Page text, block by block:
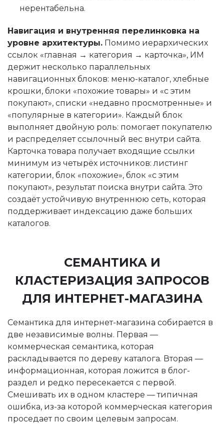
нерентабельна.
Навигация и внутренняя перелинковка на
уровне архитектуры. Помимо иерархических
ссылок «главная → категория → карточка», ИМ
держит несколько параллельных
навигационных блоков: меню-каталог, хлебные
крошки, блоки «похожие товары» и «с этим
покупают», списки «недавно просмотренные» и
«популярные в категории». Каждый блок
выполняет двойную роль: помогает покупателю
и распределяет ссылочный вес внутри сайта.
Карточка товара получает входящие ссылки
минимум из четырёх источников: листинг
категории, блок «похожие», блок «с этим
покупают», результат поиска внутри сайта. Это
создаёт устойчивую внутреннюю сеть, которая
поддерживает индексацию даже больших
каталогов.
СЕМАНТИКА И
КЛАСТЕРИЗАЦИЯ ЗАПРОСОВ
ДЛЯ ИНТЕРНЕТ-МАГАЗИНА
Семантика для интернет-магазина собирается в
две независимые волны. Первая —
коммерческая семантика, которая
раскладывается по дереву каталога. Вторая —
информационная, которая ложится в блог-
раздел и редко пересекается с первой.
Смешивать их в одном кластере — типичная
ошибка, из-за которой коммерческая категория
проседает по своим целевым запросам.